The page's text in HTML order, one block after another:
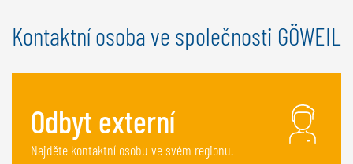
Kontaktní osoba ve společnosti GÖWEIL
Odbyt externí
Najděte kontaktní osobu ve svém regionu.